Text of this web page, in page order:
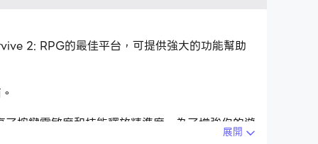
2: RPG的最佳平台，可提供強大的功能幫助
按鍵靈敏度和技能釋放精準度。為了增強你的遊
展開